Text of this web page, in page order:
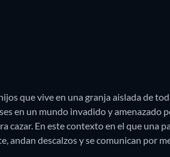
que vive en una granja aislada de
en un mundo invadido y amenazado
cazar. En este contexto en el que una
andan descalzos y se comunican por